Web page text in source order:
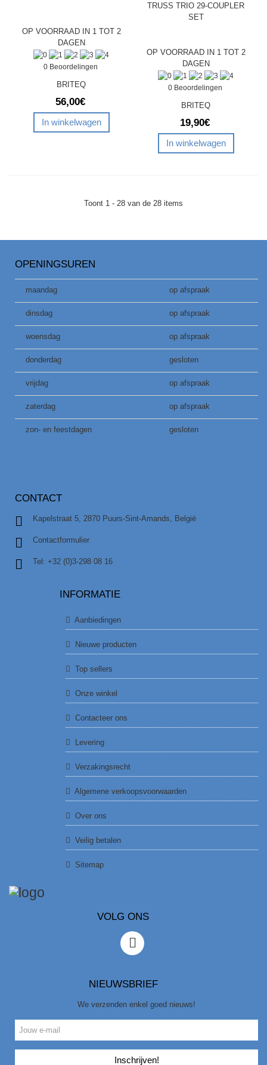
OP VOORRAAD IN 1 TOT 2
DAGEN
0 Beoordelingen
BRITEQ
56,00€
In winkelwagen
TRUSS TRIO 29-COUPLER
SET
OP VOORRAAD IN 1 TOT 2
DAGEN
0 Beoordelingen
BRITEQ
19,90€
In winkelwagen
Toont 1 - 28 van de 28 items
OPENINGSUREN
maandag op afspraak
dinsdag op afspraak
woensdag op afspraak
donderdag gesloten
vrijdag op afspraak
zaterdag op afspraak
zon- en feestdagen gesloten
CONTACT
Kapelstraat 5, 2870 Puurs-Sint-Amands, België
Contactformulier
Tel: +32 (0)3-298 08 16
INFORMATIE
Aanbiedingen
Nieuwe producten
Top sellers
Onze winkel
Contacteer ons
Levering
Verzakingsrecht
Algemene verkoopsvoorwaarden
Over ons
Veilig betalen
Sitemap
VOLG ONS
NIEUWSBRIEF
We verzenden enkel goed nieuws!
Inschrijven!